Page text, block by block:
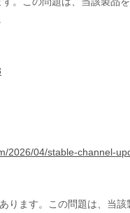
2026/04/stable-channel-
ります。この問題は、当